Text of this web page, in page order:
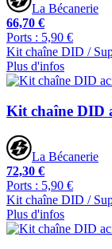
La Bécanerie
66,70 €
Ports : 5,90 €
Kit chaîne DID /
Plus d'infos
Kit chaîne DID
La Bécanerie
72,30 €
Ports : 5,90 €
Kit chaîne DID /
Plus d'infos